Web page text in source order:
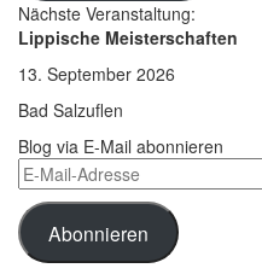
Nächste Veranstaltung:
Lippische Meisterschaften
13. September 2026
Bad Salzuflen
Blog via E-Mail abonnieren
E-
Mail-
Adresse
Abonnieren